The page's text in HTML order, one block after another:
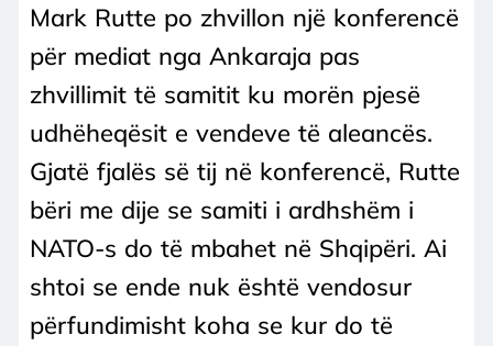
Mark Rutte po zhvillon një konferencë
për mediat nga Ankaraja pas
zhvillimit të samitit ku morën pjesë
udhëheqësit e vendeve të aleancës.
Gjatë fjalës së tij në konferencë, Rutte
bëri me dije se samiti i ardhshëm i
NATO-s do të mbahet në Shqipëri. Ai
shtoi se ende nuk është vendosur
përfundimisht koha se kur do të